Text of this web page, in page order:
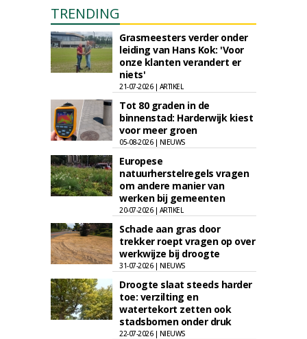
TRENDING
Grasmeesters verder onder
leiding van Hans Kok: 'Voor
onze klanten verandert er
niets'
21-07-2026 | ARTIKEL
Tot 80 graden in de
binnenstad: Harderwijk kiest
voor meer groen
05-08-2026 | NIEUWS
Europese
natuurherstelregels vragen
om andere manier van
werken bij gemeenten
20-07-2026 | ARTIKEL
Schade aan gras door
trekker roept vragen op over
werkwijze bij droogte
31-07-2026 | NIEUWS
Droogte slaat steeds harder
toe: verzilting en
watertekort zetten ook
stadsbomen onder druk
22-07-2026 | NIEUWS